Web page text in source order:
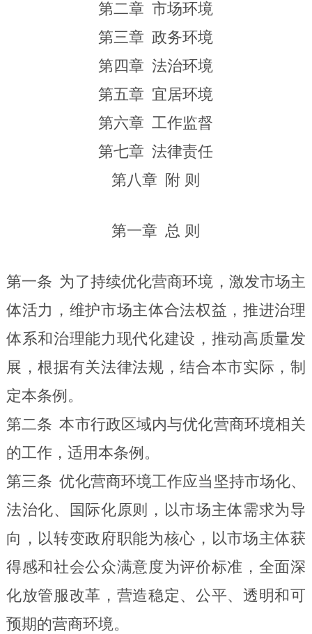
第二章 市场环境
第三章 政务环境
第四章 法治环境
第五章 宜居环境
第六章 工作监督
第七章 法律责任
第八章
附 则
第一章 总 则
第一条 为了持续优化营商环境，激发市场主
体活力，维护市场主体合法权益，推进治理
体系和治理能力现代化建设，推动高质量发
展，根据有关法律法规，结合本市实际，制
定本条例。
第二条 本市行政区域内与优化营商环境相关
的工作，适用本条例。
第三条 优化营商环境工作应当坚持市场化、
法治化、国际化原则，以市场主体需求为导
向，以转变政府职能为核心，以市场主体获
得感和社会公众满意度为评价标准，全面深
化放管服改革，营造稳定、公平、透明和可
预期的营商环境。